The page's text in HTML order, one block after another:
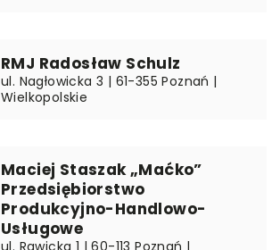
RMJ Radosław Schulz
ul. Nagłowicka 3 | 61-355 Poznań |
Wielkopolskie
Maciej Staszak „Maćko”
Przedsiębiorstwo
Produkcyjno-Handlowo-
Usługowe
ul. Rawicka 1 | 60-113 Poznań |